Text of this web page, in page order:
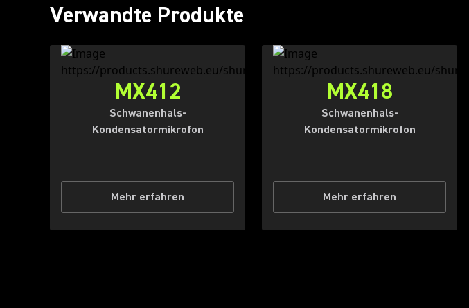
Verwandte Produkte
MX412
Schwanenhals-
Kondensatormikrofon
Mehr erfahren
MX418
Schwanenhals-
Kondensatormikrofon
Mehr erfahren